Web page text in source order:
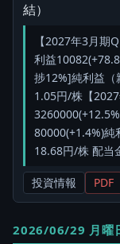
結）
【2027年3月期
利益
捗12%]純利益（
1.05円/株【
80000(+1.4%)純
18.68円/株 配当
投資情報 PDF
2026/06/29 月曜